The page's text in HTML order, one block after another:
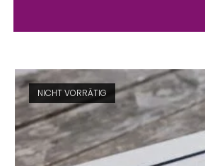
NICHT VORRÄTIG